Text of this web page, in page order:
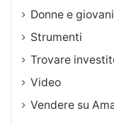
Donne e giovani
Strumenti
Trovare
Video
Vendere su